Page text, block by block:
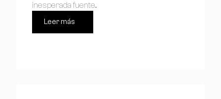
inesperada fuente...
Leer más